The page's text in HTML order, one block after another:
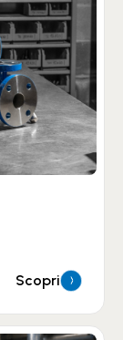
Scopri